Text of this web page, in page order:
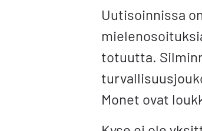
Uutisoinnissa
totuutta.
Monet ovat